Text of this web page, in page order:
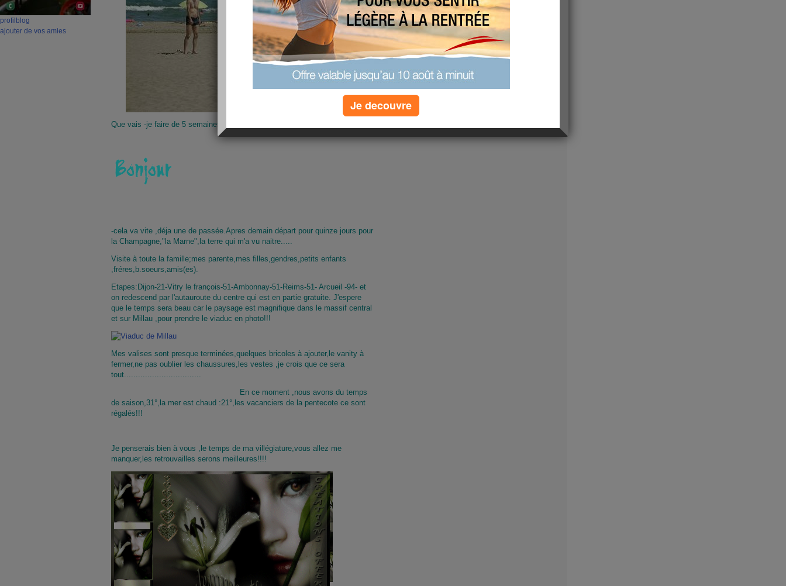
profil blog
ajouter de vos amies
Que vais -je faire de 5 semaines de vacances....
-cela va vite ,déja une de passée.Apres demain départ pour quinze jours pour
la Champagne,"la Marne",la terre qui m'a vu naitre.....
Visite à toute la famille;mes parente,mes filles,gendres,petits enfants
,fréres,b.soeurs,amis(es).
Etapes:Dijon-21-Vitry le françois-51-Ambonnay-51-Reims-51- Arcueil -94- et
on redescend par l'autauroute du centre qui est en partie gratuite. J'espere
que le temps sera beau car le paysage est magnifique dans le massif central
et sur Millau ,pour prendre le viaduc en photo!!!
Mes valises sont presque terminées,quelques bricoles à ajouter,le vanity à
fermer,ne pas oublier les chaussures,les vestes ,je crois que ce sera
tout.................................
En ce moment ,nous avons du temps
de saison,31°,la mer est chaud :21°,les vacanciers de la pentecote ce sont
régalés!!!
Je penserais bien à vous ,le temps de ma villégiature,vous allez me
manquer,les retrouvailles serons meilleures!!!!
Je decouvre